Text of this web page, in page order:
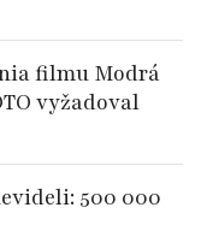
filmu Modrá
vyžadoval
500 000